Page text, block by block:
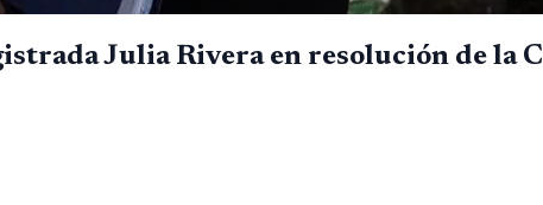
Julia Rivera en resolución de la